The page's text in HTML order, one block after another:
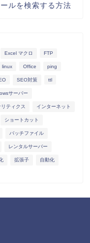
ルを検索する方法
Excel マクロ FTP
linux Office ping
SEO対策 ttl
サーバー
リティクス インターネット
ショートカット
バッチファイル
レンタルサーバー
拡張子 自動化